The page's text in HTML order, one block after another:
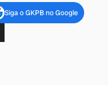
Siga o GKPB no Google